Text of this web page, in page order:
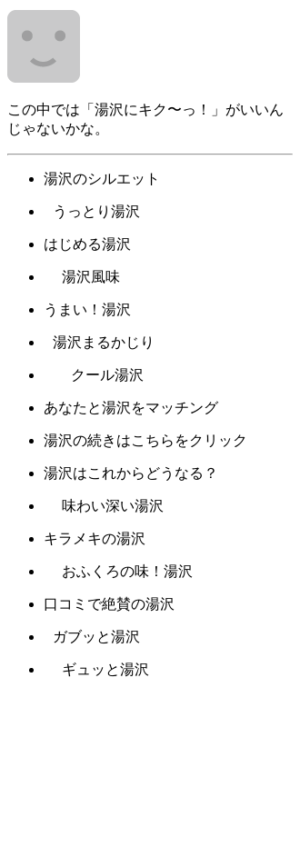
この中では「湯沢にキク〜っ！」がいいん
じゃないかな。
湯沢のシルエット
うっとり湯沢
はじめる湯沢
湯沢風味
うまい！湯沢
湯沢まるかじり
クール湯沢
あなたと湯沢をマッチング
湯沢の続きはこちらをクリック
湯沢はこれからどうなる？
味わい深い湯沢
キラメキの湯沢
おふくろの味！湯沢
口コミで絶賛の湯沢
ガブッと湯沢
ギュッと湯沢